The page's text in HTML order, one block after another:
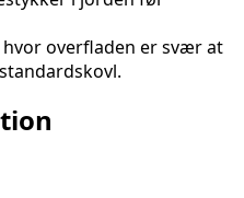
overfladen er svær at